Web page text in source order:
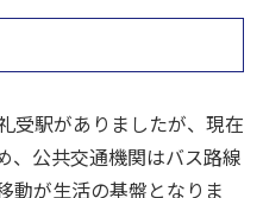
受駅がありましたが、現在
、公共交通機関はバス路線
動が生活の基盤となりま